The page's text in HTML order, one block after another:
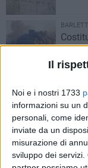
Il
Noi e i nostri 1733
informazioni su un
personali, come
inviate da un
misurazione di
sviluppo dei servizi.
BAT"
Due